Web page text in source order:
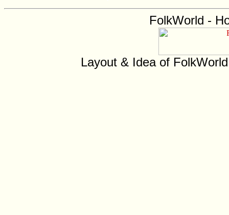
FolkWorld -
Layout & Idea of